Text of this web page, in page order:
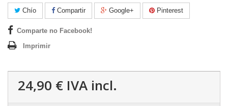
Chío Compartir Google+ Pinterest
Comparte no Facebook!
Imprimir
24,90 € IVA incl.